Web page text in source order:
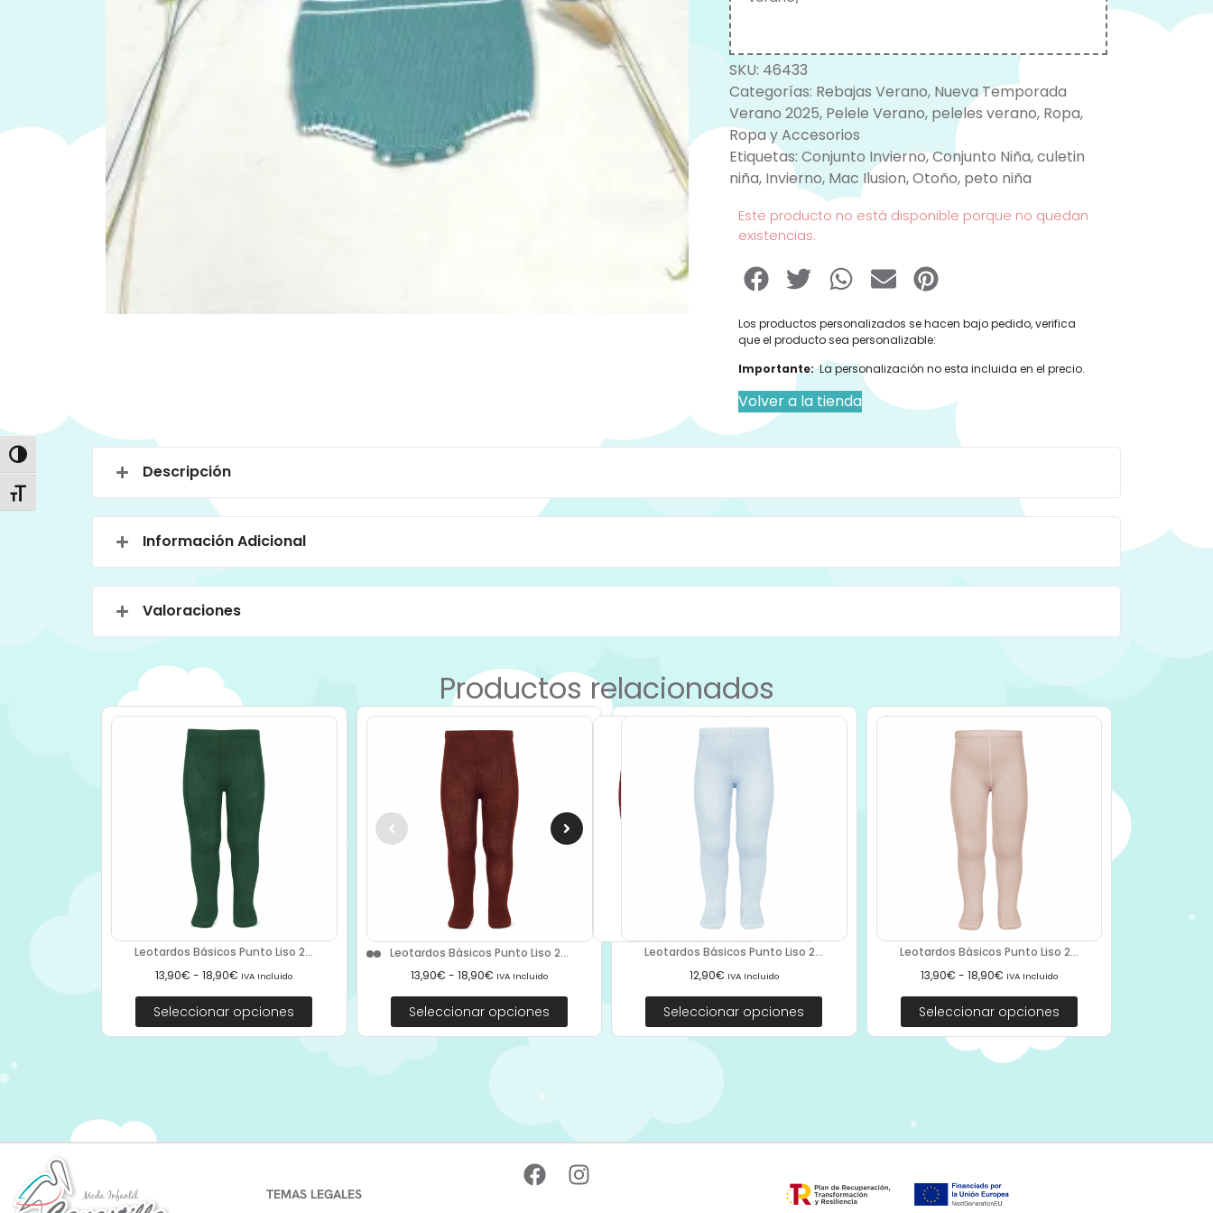
Alternar alto contraste
Alternar tamaño de letra
SKU: 46433
Categorías: Rebajas Verano, Nueva Temporada
Verano 2025, Pelele Verano, peleles verano, Ropa,
Ropa y Accesorios
Etiquetas: Conjunto Invierno,Conjunto Niña,culetin
niña, Invierno, Mac Ilusion,Otoño, peto niña
Este producto no está disponible porque no quedan
existencias.
Los productos personalizados se hacen bajo pedido, verifica
que el producto sea personalizable:
Importante:La personalización no esta incluida en el precio.
Volver a la tienda
Descripción
Información Adicional
Valoraciones
Productos relacionados
Leotardos Básicos Punto Liso 2...
13,90€ - 18,90€ IVA Incluido
Seleccionar opciones
Leotardos Básicos Punto Liso 2...
13,90€ - 18,90€ IVA Incluido
Seleccionar opciones
Leotardos Básicos Punto Liso 2...
12,90€ IVA Incluido
Seleccionar opciones
Leotardos Básicos Punto Liso 2...
13,90€ - 18,90€ IVA Incluido
Seleccionar opciones
TEMAS LEGALES